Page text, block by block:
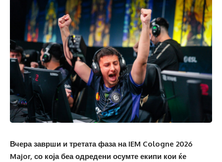
Вчера заврши и третата фаза на IEM Cologne 2026
Major, со која беа одредени осумте екипи кои ќе